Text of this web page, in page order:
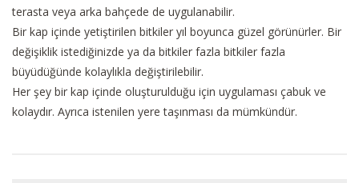
terasta veya arka bahçede de uygulanabilir.
Bir kap içinde yetiştirilen bitkiler yıl boyunca güzel görünürler. Bir
değişiklik istediğinizde ya da bitkiler fazla bitkiler fazla
büyüdüğünde kolaylıkla değiştirilebilir.
Her şey bir kap içinde oluşturulduğu için uygulaması çabuk ve
kolaydır. Ayrıca istenilen yere taşınması da mümkündür.